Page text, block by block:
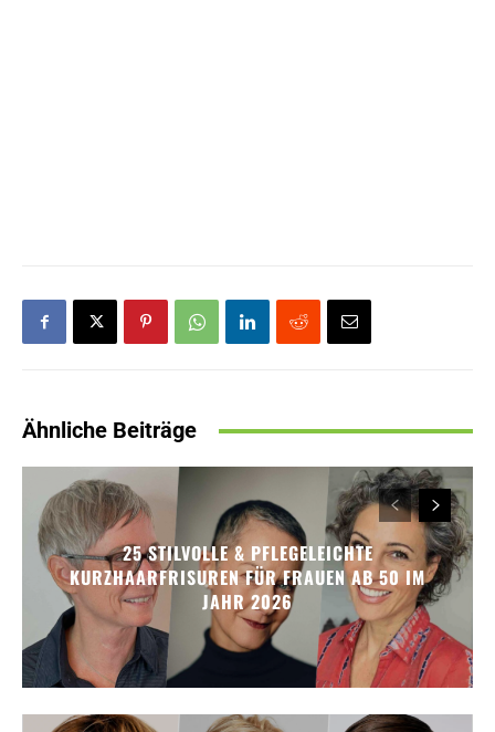
Ähnliche Beiträge
25 STILVOLLE & PFLEGELEICHTE
KURZHAARFRISUREN FÜR FRAUEN AB 50 IM
JAHR 2026